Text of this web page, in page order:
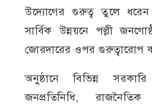
উদ্যোগের গুরুত্ব তুলে
সার্বিক উন্নয়নে পল্লী
জোরদারের ওপর গুরুত্বারোপ
অনুষ্ঠানে বিভিন্ন
জনপ্রতিনিধি,